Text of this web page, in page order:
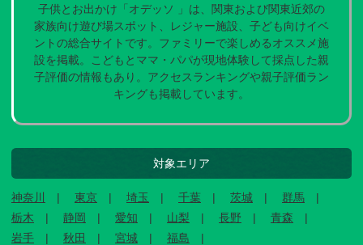
子供とお出かけ「オデッソ 」は、関東および関東近郊の
家族向け遊び場スポット、レジャー施設、子ども向けイベ
ントの総合サイトです。ファミリーで楽しめるオススメ施
設を掲載。こどもとママ・パパが現地体験して採点した親
子評価の情報もあり。アクセスランキングや親子評価ラン
キングも掲載しています。
対象エリア
神奈川 東京 埼玉 千葉 茨城
群馬
栃木
静岡 愛知 山梨 長野
青森
岩手
秋田 宮城 福島